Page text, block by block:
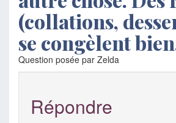
(collations,
se congèlent
Question posée par Zelda
Répondre